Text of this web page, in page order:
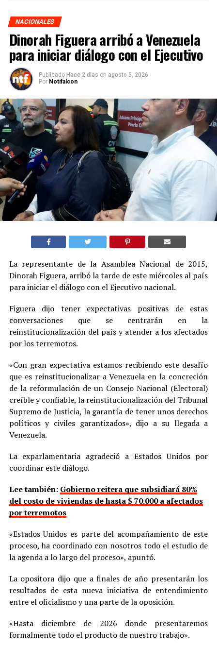
NACIONALES
Dinorah Figuera arribó a Venezuela
para iniciar diálogo con el Ejecutivo
Publicado Hace 2 días on agosto 5, 2026
Por Notifalcon
La representante de la Asamblea Nacional de 2015,
Dinorah Figuera, arribó la tarde de este miércoles al país
para iniciar el diálogo con el Ejecutivo nacional.
Figuera dijo tener expectativas positivas de estas
conversaciones que se centrarán en la
reinstitucionalización del país y atender a los afectados
por los terremotos.
«Con gran expectativa estamos recibiendo este desafío
que es reinstitucionalizar a Venezuela en la concreción
de la reformulación de un Consejo Nacional (Electoral)
creíble y confiable, la reinstitucionalización del Tribunal
Supremo de Justicia, la garantía de tener unos derechos
políticos y civiles garantizados», dijo a su llegada a
Venezuela.
La exparlamentaria agradeció a Estados Unidos por
coordinar este diálogo.
Lee también: Gobierno reitera que subsidiará 80%
del costo de viviendas de hasta $ 70.000 a afectados
por terremotos
«Estados Unidos es parte del acompañamiento de este
proceso, ha coordinado con nosotros todo el estudio de
la agenda a lo largo del proceso», apuntó.
La opositora dijo que a finales de año presentarán los
resultados de esta nueva iniciativa de entendimiento
entre el oficialismo y una parte de la oposición.
«Hasta diciembre de 2026 donde presentaremos
formalmente todo el producto de nuestro trabajo».